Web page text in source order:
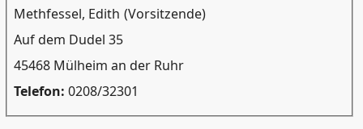
Methfessel, Edith (Vorsitzende)
Auf dem Dudel 35
45468 Mülheim an der Ruhr
Telefon: 0208/32301